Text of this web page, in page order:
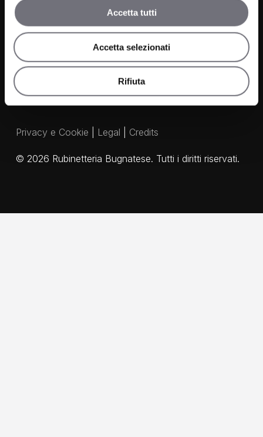
Accetta tutti
Accetta selezionati
Rifiuta
Media e Download
Agenti
Privacy e Cookie Legal Credits
© 2026 Rubinetteria Bugnatese. Tutti i diritti riservati.